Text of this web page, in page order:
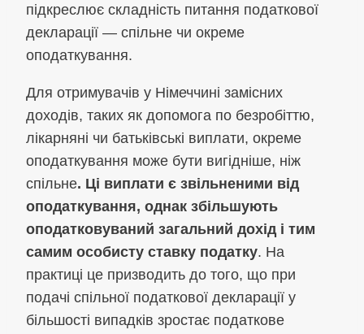
підкреслює складність питання податкової
декларації — спільне чи окреме
оподаткування.
Для отримувачів у Німеччині замісних
доходів, таких як допомога по безробіттю,
лікарняні чи батьківські виплати, окреме
оподаткування може бути вигідніше, ніж
спільне. Ці виплати є звільненими від
оподаткування, однак збільшують
оподатковуваний загальний дохід і тим
самим особисту ставку податку. На
практиці це призводить до того, що при
подачі спільної податкової декларації у
більшості випадків зростає податкове